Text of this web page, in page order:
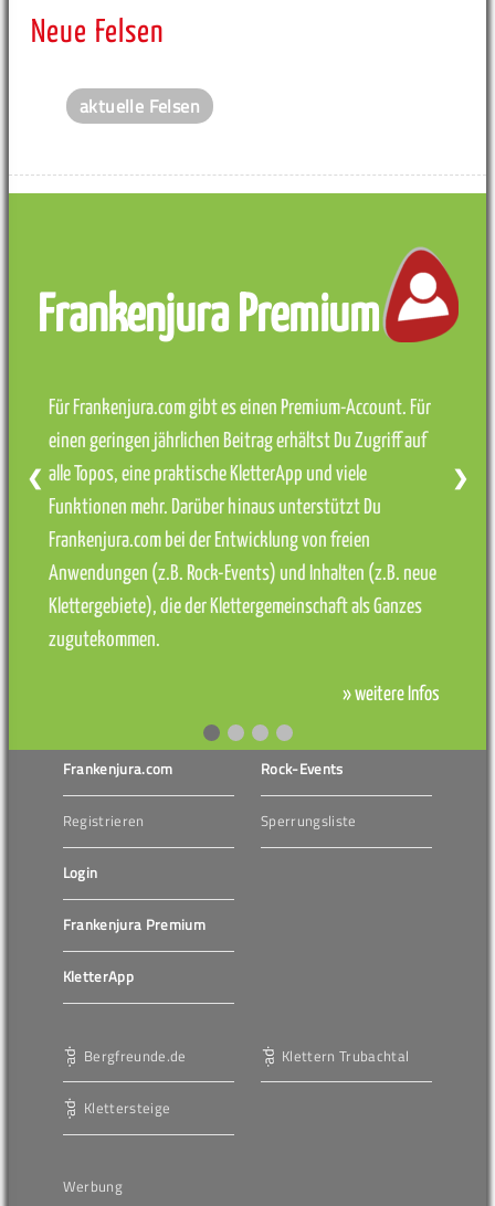
Neue Felsen
aktuelle Felsen
Frankenjura Premium
Für Frankenjura.com gibt es einen Premium-Account. Für
einen geringen jährlichen Beitrag erhältst Du Zugriff auf
alle Topos, eine praktische KletterApp und viele
Funktionen mehr. Darüber hinaus unterstützt Du
Frankenjura.com bei der Entwicklung von freien
Anwendungen (z.B. Rock-Events) und Inhalten (z.B. neue
Klettergebiete), die der Klettergemeinschaft als Ganzes
zugutekommen.
» weitere Infos
❮ ❯
Frankenjura.com
Registrieren
Login
Frankenjura Premium
KletterApp
Rock-Events
Sperrungsliste
Bergfreunde.de
Klettersteige
Klettern Trubachtal
Werbung